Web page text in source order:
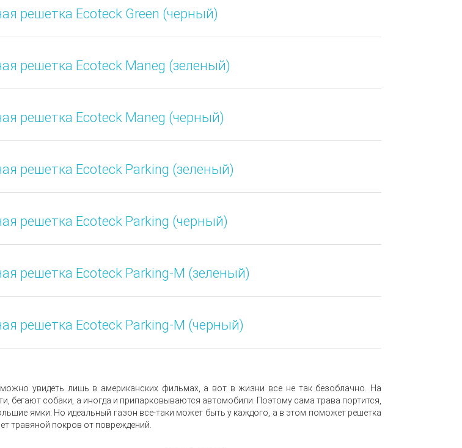
решетка Ecoteck Green (черный)
решетка Ecoteck Maneg (зеленый)
решетка Ecoteck Maneg (черный)
решетка Ecoteck Parking (зеленый)
решетка Ecoteck Parking (черный)
решетка Ecoteck Parking-M (зеленый)
решетка Ecoteck Parking-M (черный)
увидеть лишь в американских фильмах, а вот в жизни все не так безоблачно. На
бегают собаки, а иногда и припарковываются автомобили. Поэтому сама трава портится,
ямки. Но идеальный газон все-таки может быть у каждого, а в этом поможет решетка
травяной покров от повреждений.